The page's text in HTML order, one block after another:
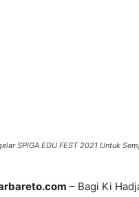
SPIGA EDU FEST 2021 Untuk
– Bagi Ki